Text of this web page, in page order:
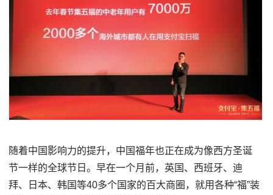
随着中国影响力的提升，中国福年也正在成为像西方圣诞
节一样的全球节日。早在一个月前，英国、西班牙、迪
拜、日本、韩国等40多个国家的百大商圈，就用各种“福”装